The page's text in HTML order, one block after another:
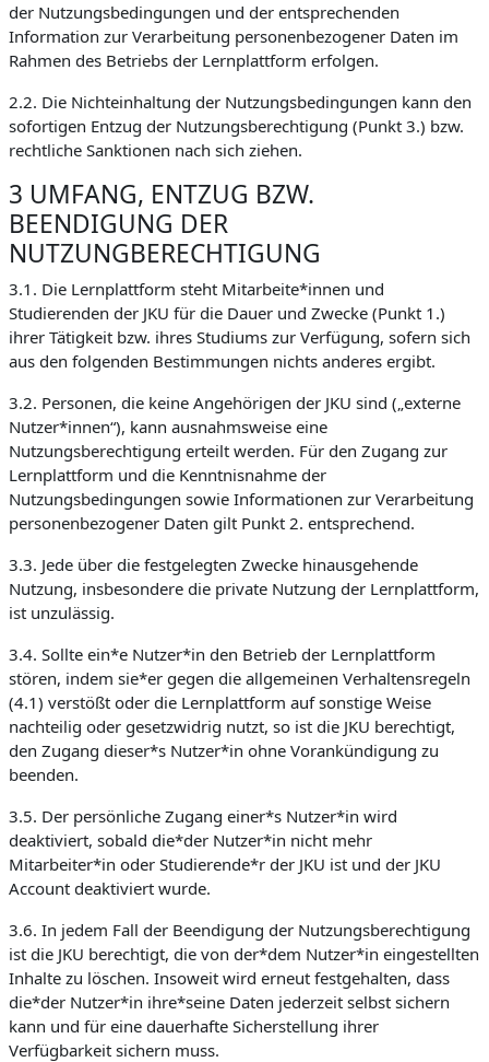
der Nutzungsbedingungen und der entsprechenden
Information zur Verarbeitung personenbezogener Daten im
Rahmen des Betriebs der Lernplattform erfolgen.
2.2. Die Nichteinhaltung der Nutzungsbedingungen kann den
sofortigen Entzug der Nutzungsberechtigung (Punkt 3.) bzw.
rechtliche Sanktionen nach sich ziehen.
3 UMFANG, ENTZUG BZW.
BEENDIGUNG DER
NUTZUNGBERECHTIGUNG
3.1. Die Lernplattform steht Mitarbeite*innen und
Studierenden der JKU für die Dauer und Zwecke (Punkt 1.)
ihrer Tätigkeit bzw. ihres Studiums zur Verfügung, sofern sich
aus den folgenden Bestimmungen nichts anderes ergibt.
3.2. Personen, die keine Angehörigen der JKU sind („externe
Nutzer*innen“), kann ausnahmsweise eine
Nutzungsberechtigung erteilt werden. Für den Zugang zur
Lernplattform und die Kenntnisnahme der
Nutzungsbedingungen sowie Informationen zur Verarbeitung
personenbezogener Daten gilt Punkt 2. entsprechend.
3.3. Jede über die festgelegten Zwecke hinausgehende
Nutzung, insbesondere die private Nutzung der Lernplattform,
ist unzulässig.
3.4. Sollte ein*e Nutzer*in den Betrieb der Lernplattform
stören, indem sie*er gegen die allgemeinen Verhaltensregeln
(4.1) verstößt oder die Lernplattform auf sonstige Weise
nachteilig oder gesetzwidrig nutzt, so ist die JKU berechtigt,
den Zugang dieser*s Nutzer*in ohne Vorankündigung zu
beenden.
3.5. Der persönliche Zugang einer*s Nutzer*in wird
deaktiviert, sobald die*der Nutzer*in nicht mehr
Mitarbeiter*in oder Studierende*r der JKU ist und der JKU
Account deaktiviert wurde.
3.6. In jedem Fall der Beendigung der Nutzungsberechtigung
ist die JKU berechtigt, die von der*dem Nutzer*in eingestellten
Inhalte zu löschen. Insoweit wird erneut festgehalten, dass
die*der Nutzer*in ihre*seine Daten jederzeit selbst sichern
kann und für eine dauerhafte Sicherstellung ihrer
Verfügbarkeit sichern muss.